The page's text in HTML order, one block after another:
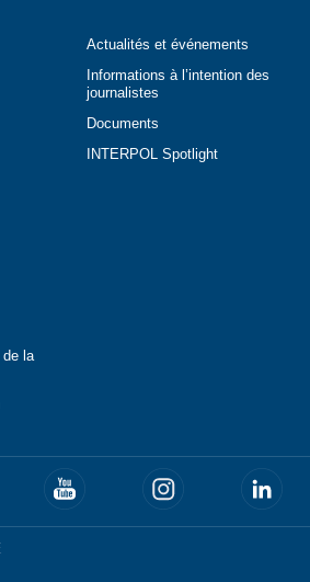
Actualités et événements
Informations à l’intention des
journalistes
Documents
INTERPOL Spotlight
de la